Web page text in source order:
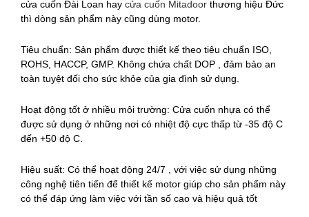
cửa cuốn Đài Loan hay cửa cuốn Mitadoor thương hiệu Đức
thì dòng sản phẩm này cũng dùng motor.
Tiêu chuẩn: Sản phẩm được thiết kế theo tiêu chuẩn ISO,
ROHS, HACCP, GMP. Không chứa chất DOP , đảm bảo an
toàn tuyệt đối cho sức khỏe của gia đình sử dụng.
Hoạt động tốt ở nhiều môi trường: Cửa cuốn nhựa có thể
được sử dụng ở những nơi có nhiệt độ cực thấp từ -35 độ C
đến +50 độ C.
Hiệu suất: Có thể hoạt động 24/7 , với việc sử dụng những
công nghệ tiên tiến để thiết kế motor giúp cho sản phẩm này
có thể đáp ứng làm việc với tần số cao và hiệu quả tốt